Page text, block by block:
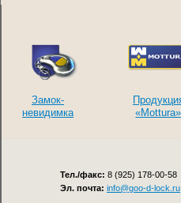
Замок-
невидимка
«Mottura»
Тел./факс: 8 (925) 178-00-58
Эл. почта: info@goo-d-lock.ru